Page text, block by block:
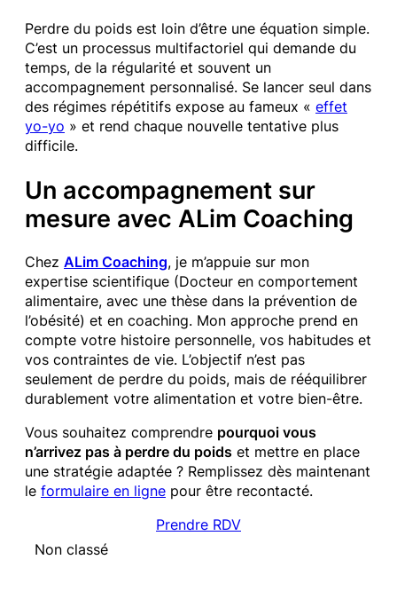
Perdre du poids est loin d’être une équation simple.
C’est un processus multifactoriel qui demande du
temps, de la régularité et souvent un
accompagnement personnalisé. Se lancer seul dans
des régimes répétitifs expose au fameux « effet
yo-yo » et rend chaque nouvelle tentative plus
difficile.
Un accompagnement sur
mesure avec ALim Coaching
Chez ALim Coaching, je m’appuie sur mon
expertise scientifique (Docteur en comportement
alimentaire, avec une thèse dans la prévention de
l’obésité) et en coaching. Mon approche prend en
compte votre histoire personnelle, vos habitudes et
vos contraintes de vie. L’objectif n’est pas
seulement de perdre du poids, mais de rééquilibrer
durablement votre alimentation et votre bien-être.
Vous souhaitez comprendre pourquoi vous
n’arrivez pas à perdre du poids et mettre en place
une stratégie adaptée ? Remplissez dès maintenant
le formulaire en ligne pour être recontacté.
Prendre RDV
Non classé